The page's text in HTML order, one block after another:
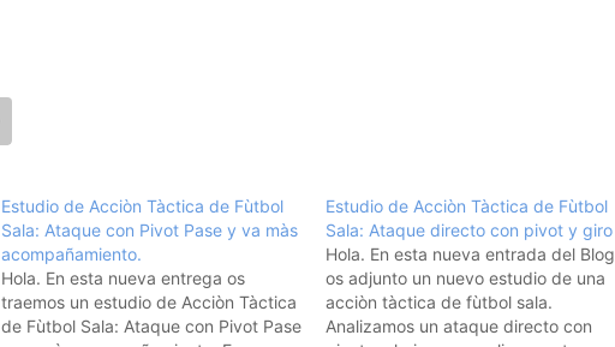
Estudio de Acciòn Tàctica de Fùtbol
Sala: Ataque con Pivot Pase y va màs
acompañamiento.
Hola. En esta nueva entrega os
traemos un estudio de Acciòn Tàctica
de Fùtbol Sala: Ataque con Pivot Pase
Estudio de Acciòn Tàctica de Fùtbol
Sala: Ataque directo con pivot y giro
Hola. En esta nueva entrada del Blog
os adjunto un nuevo estudio de una
acciòn tàctica de fùtbol sala.
Analizamos un ataque directo con